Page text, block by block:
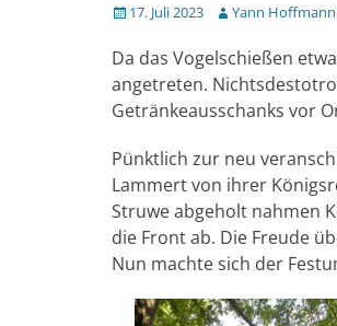
Veröffentlicht
17. Juli 2023 Author
Yann Hoffmann
Da das Vogelschießen
angetreten.
Getränkeausschanks vor
Pünktlich zur neu
Lammert von ihrer
Struwe abgeholt nahmen
die Front ab. Die Freude
Nun machte sich der